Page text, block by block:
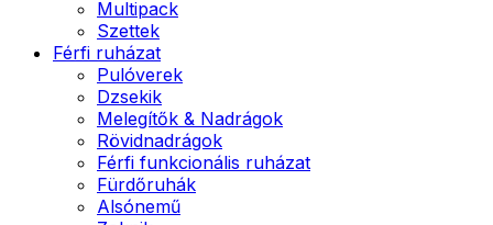
Multipack
Szettek
Férfi ruházat
Pulóverek
Dzsekik
Melegítők & Nadrágok
Rövidnadrágok
Férfi funkcionális ruházat
Fürdőruhák
Alsónemű